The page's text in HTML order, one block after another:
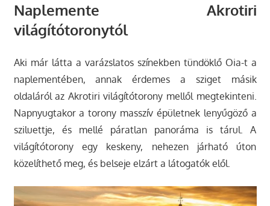
Naplemente Akrotiri
világítótoronytól
Aki már látta a varázslatos színekben tündöklő Oia-t a
naplementében, annak érdemes a sziget másik
oldaláról az Akrotiri világítótorony mellől megtekinteni.
Napnyugtakor a torony masszív épületnek lenyűgöző a
sziluettje, és mellé páratlan panoráma is tárul. A
világítótorony egy keskeny, nehezen járható úton
közelíthető meg, és belseje elzárt a látogatók elől.